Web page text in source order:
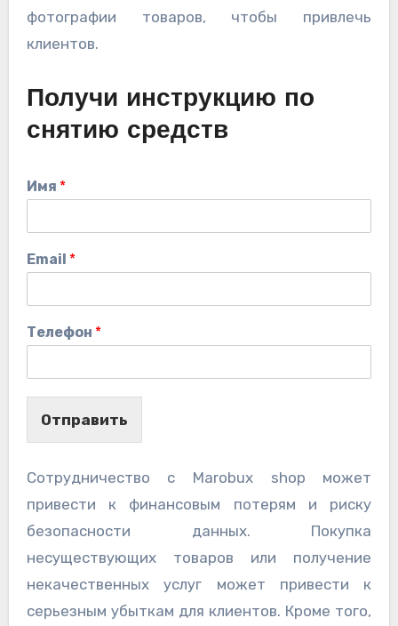
фотографии товаров, чтобы привлечь
клиентов.
Получи инструкцию по
снятию средств
Имя *
Email *
Телефон *
Отправить
Сотрудничество с Marobux shop может
привести к финансовым потерям и риску
безопасности данных. Покупка
несуществующих товаров или получение
некачественных услуг может привести к
серьезным убыткам для клиентов. Кроме того,